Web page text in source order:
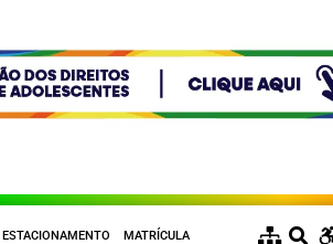
ESTACIONAMENTO MATRÍCULA